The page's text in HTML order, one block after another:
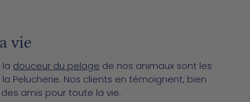
vie
douceur du pelage de nos animaux sont les
Pelucherie. Nos clients en témoignent, bien
amis pour toute la vie.